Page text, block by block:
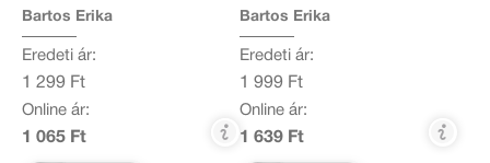
Bartos Erika
Eredeti ár:
1 299 Ft
Online ár:
1 065 Ft
Bartos Erika
Eredeti ár:
1 999 Ft
Online ár:
1 639 Ft